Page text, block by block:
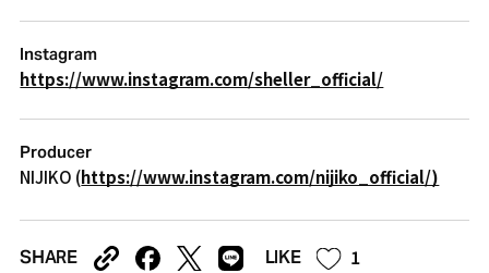
Instagram
https://www.instagram.com/sheller_official/
Producer
NIJIKO (https://www.instagram.com/nijiko_official/)
SHARE LIKE 1